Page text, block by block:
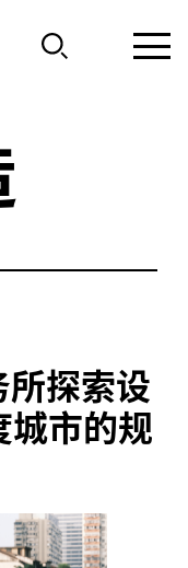
探索设
城市的规